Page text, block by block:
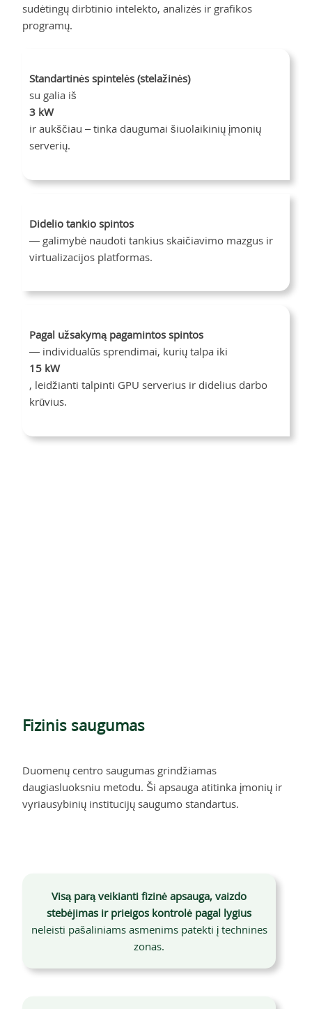
sudėtingų dirbtinio intelekto, analizės ir grafikos
programų.
Standartinės spintelės (stelažinės)
su galia iš
3 kW
ir aukščiau – tinka daugumai šiuolaikinių įmonių
serverių.
Didelio tankio spintos
— galimybė naudoti tankius skaičiavimo mazgus ir
virtualizacijos platformas.
Pagal užsakymą pagamintos spintos
— individualūs sprendimai, kurių talpa iki
15 kW
, leidžianti talpinti GPU serverius ir didelius darbo
krūvius.
Fizinis saugumas
Duomenų centro saugumas grindžiamas
daugiasluoksniu metodu. Ši apsauga atitinka įmonių ir
vyriausybinių institucijų saugumo standartus.
Visą parą veikianti fizinė apsauga, vaizdo
stebėjimas ir prieigos kontrolė pagal lygius
neleisti pašaliniams asmenims patekti į technines
zonas.